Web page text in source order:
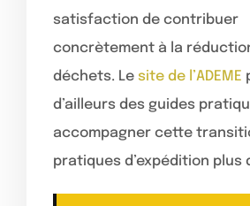
satisfaction de contribuer
concrètement à la
déchets. Le site de l’ADEME
d’ailleurs des guides
accompagner cette
pratiques d’expédition plus